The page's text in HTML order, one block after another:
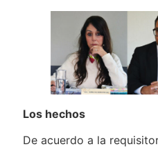
Los hechos
De acuerdo a la